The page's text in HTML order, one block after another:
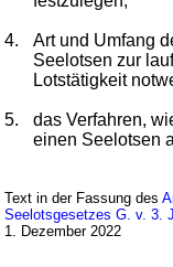
4.
Art und Umfang
Seelotsen zur
Lotstätigkeit
5.
das Verfahren,
einen Seelotsen
Text in der Fassung des
Seelotsgesetzes G. v. 3.
1. Dezember 2022